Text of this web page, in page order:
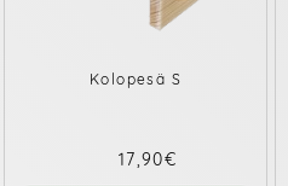
Kolopesä S
17,90€